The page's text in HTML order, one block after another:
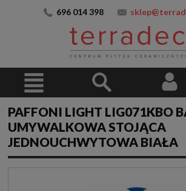
696 014 398
PAFFONI LIGHT LIG071KBO
UMYWALKOWA STOJĄCA
JEDNOUCHWYTOWA BIAŁA